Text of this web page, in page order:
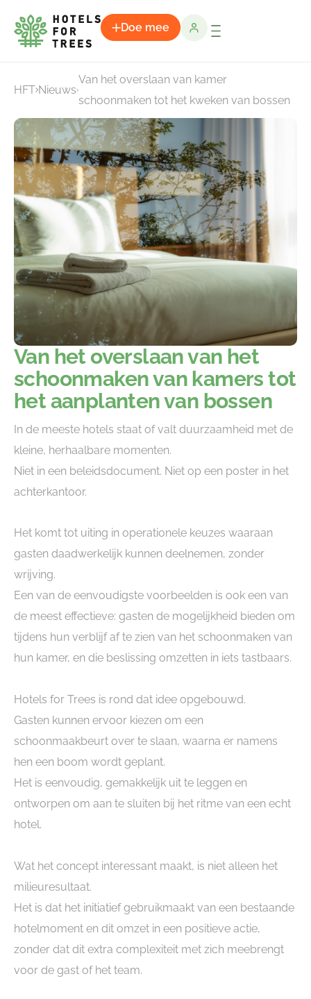
Doe mee
HFTNieuws
Van het overslaan van kamer
schoonmaken tot het kweken van bossen
Van het overslaan van het
schoonmaken van kamers tot
het aanplanten van bossen
In de meeste hotels staat of valt duurzaamheid met de
kleine, herhaalbare momenten.
Niet in een beleidsdocument. Niet op een poster in het
achterkantoor.
Het komt tot uiting in operationele keuzes waaraan
gasten daadwerkelijk kunnen deelnemen, zonder
wrijving.
Een van de eenvoudigste voorbeelden is ook een van
de meest effectieve: gasten de mogelijkheid bieden om
tijdens hun verblijf af te zien van het schoonmaken van
hun kamer, en die beslissing omzetten in iets tastbaars.
Hotels for Trees is rond dat idee opgebouwd.
Gasten kunnen ervoor kiezen om een
schoonmaakbeurt over te slaan, waarna er namens
hen een boom wordt geplant.
Het is eenvoudig, gemakkelijk uit te leggen en
ontworpen om aan te sluiten bij het ritme van een echt
hotel.
Wat het concept interessant maakt, is niet alleen het
milieuresultaat.
Het is dat het initiatief gebruikmaakt van een bestaande
hotelmoment en dit omzet in een positieve actie,
zonder dat dit extra complexiteit met zich meebrengt
voor de gast of het team.